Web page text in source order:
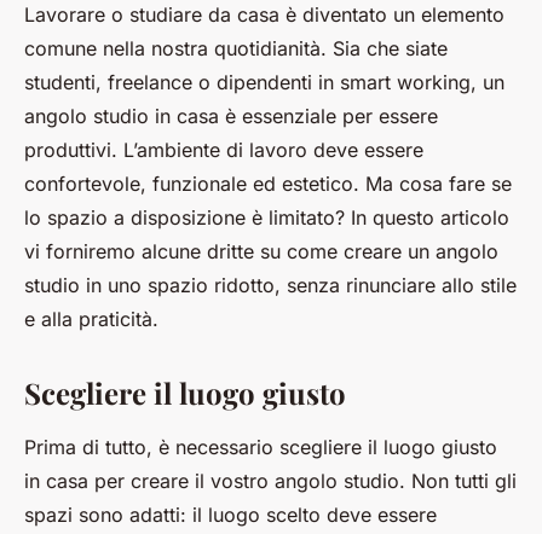
Lavorare o studiare da casa è diventato un elemento
comune nella nostra quotidianità. Sia che siate
studenti, freelance o dipendenti in smart working, un
angolo studio in casa è essenziale per essere
produttivi. L’ambiente di lavoro deve essere
confortevole, funzionale ed estetico. Ma cosa fare se
lo spazio a disposizione è limitato? In questo articolo
vi forniremo alcune dritte su come creare un angolo
studio in uno spazio ridotto, senza rinunciare allo stile
e alla praticità.
Scegliere il luogo giusto
Prima di tutto, è necessario scegliere il luogo giusto
in casa per creare il vostro angolo studio. Non tutti gli
spazi sono adatti: il luogo scelto deve essere